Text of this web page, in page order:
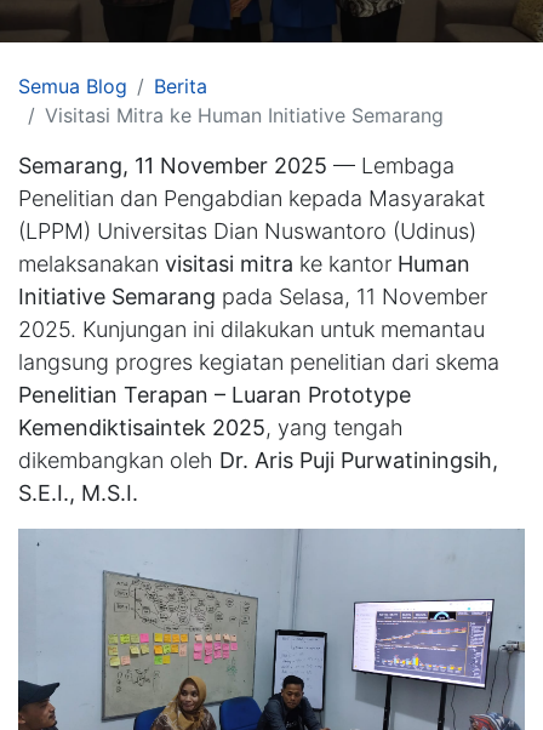
Semua Blog
Berita
Visitasi Mitra ke Human Initiative Semarang
Semarang, 11 November 2025 — Lembaga
Penelitian dan Pengabdian kepada Masyarakat
(LPPM) Universitas Dian Nuswantoro (Udinus)
melaksanakan visitasi mitra ke kantor Human
Initiative Semarang pada Selasa, 11 November
2025. Kunjungan ini dilakukan untuk memantau
langsung progres kegiatan penelitian dari skema
Penelitian Terapan – Luaran Prototype
Kemendiktisaintek 2025, yang tengah
dikembangkan oleh Dr. Aris Puji Purwatiningsih,
S.E.I., M.S.I.